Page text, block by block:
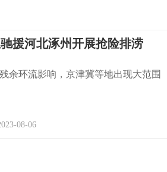
援河北涿州开展抢险排涝
余环流影响，京津冀等地出现大范围
08-06